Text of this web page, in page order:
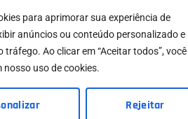
para aprimorar sua experiência de
anúncios ou conteúdo personalizado e
tráfego. Ao clicar em “Aceitar todos”, você
nosso uso de cookies.
Rejeitar